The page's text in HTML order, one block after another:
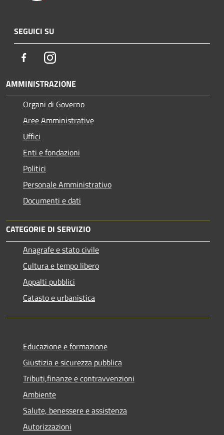
SEGUICI SU
FacebookInstagram
AMMINISTRAZIONE
Organi di Governo
Aree Amministrative
Uffici
Enti e fondazioni
Politici
Personale Amministrativo
Documenti e dati
CATEGORIE DI SERVIZIO
Anagrafe e stato civile
Cultura e tempo libero
Appalti pubblici
Catasto e urbanistica
Educazione e formazione
Giustizia e sicurezza pubblica
Tributi,finanze e contravvenzioni
Ambiente
Salute, benessere e assistenza
Autorizzazioni